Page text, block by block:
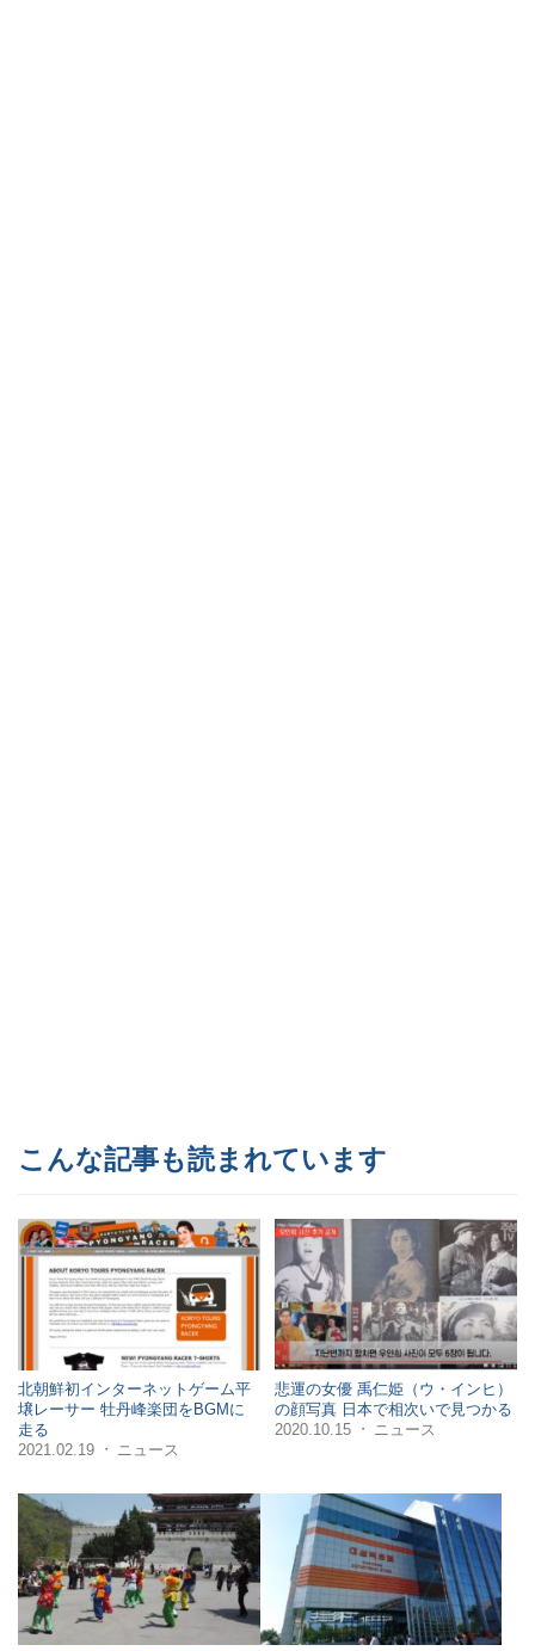
こんな記事も読まれています
北朝鮮初インターネットゲーム平
壌レーサー 牡丹峰楽団をBGMに
走る
2021.02.19
・ ニュース
悲運の女優 禹仁姫（ウ・インヒ）
の顔写真 日本で相次いで見つかる
2020.10.15
・ ニュース